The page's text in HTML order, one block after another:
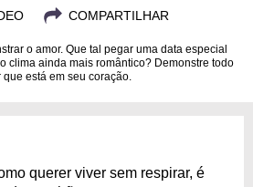
COMPARTILHAR
o amor. Que tal pegar uma data especial
clima ainda mais romântico? Demonstre todo
que está em seu coração.
querer viver sem respirar, é